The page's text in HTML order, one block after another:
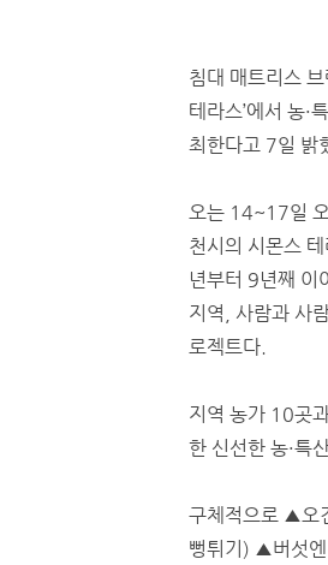
침대 매트리스
테라스’에서 농·
최한다고 7일 밝
오는 14~17일
천시의 시몬스
년부터 9년째 이
지역, 사람과 사
로젝트다.
지역 농가 10곳
한 신선한 농·특
구체적으로 ▲오
뻥튀기) ▲버섯